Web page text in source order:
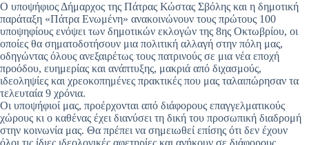
Ο υποψήφιος Δήμαρχος της Πάτρας Κώστας Σβόλης και η δημοτική
παράταξη «Πάτρα Ενωμένη» ανακοινώνουν τους πρώτους 100
υποψηφίους ενόψει των δημοτικών εκλογών της 8ης Οκτωβρίου, οι
οποίες θα σηματοδοτήσουν μια πολιτική αλλαγή στην πόλη μας,
οδηγώντας όλους ανεξαιρέτως τους πατρινούς σε μια νέα εποχή
προόδου, ευημερίας και ανάπτυξης, μακριά από διχασμούς,
ιδεοληψίες και χρεοκοπημένες πρακτικές που μας ταλαιπώρησαν τα
τελευταία 9 χρόνια.
Οι υποψήφιοί μας, προέρχονται από διάφορους επαγγελματικούς
χώρους κι ο καθένας έχει διανύσει τη δική του προσωπική διαδρομή
στην κοινωνία μας. Θα πρέπει να σημειωθεί επίσης ότι δεν έχουν